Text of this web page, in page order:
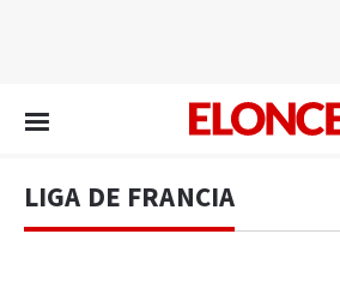
LIGA DE FRANCIA